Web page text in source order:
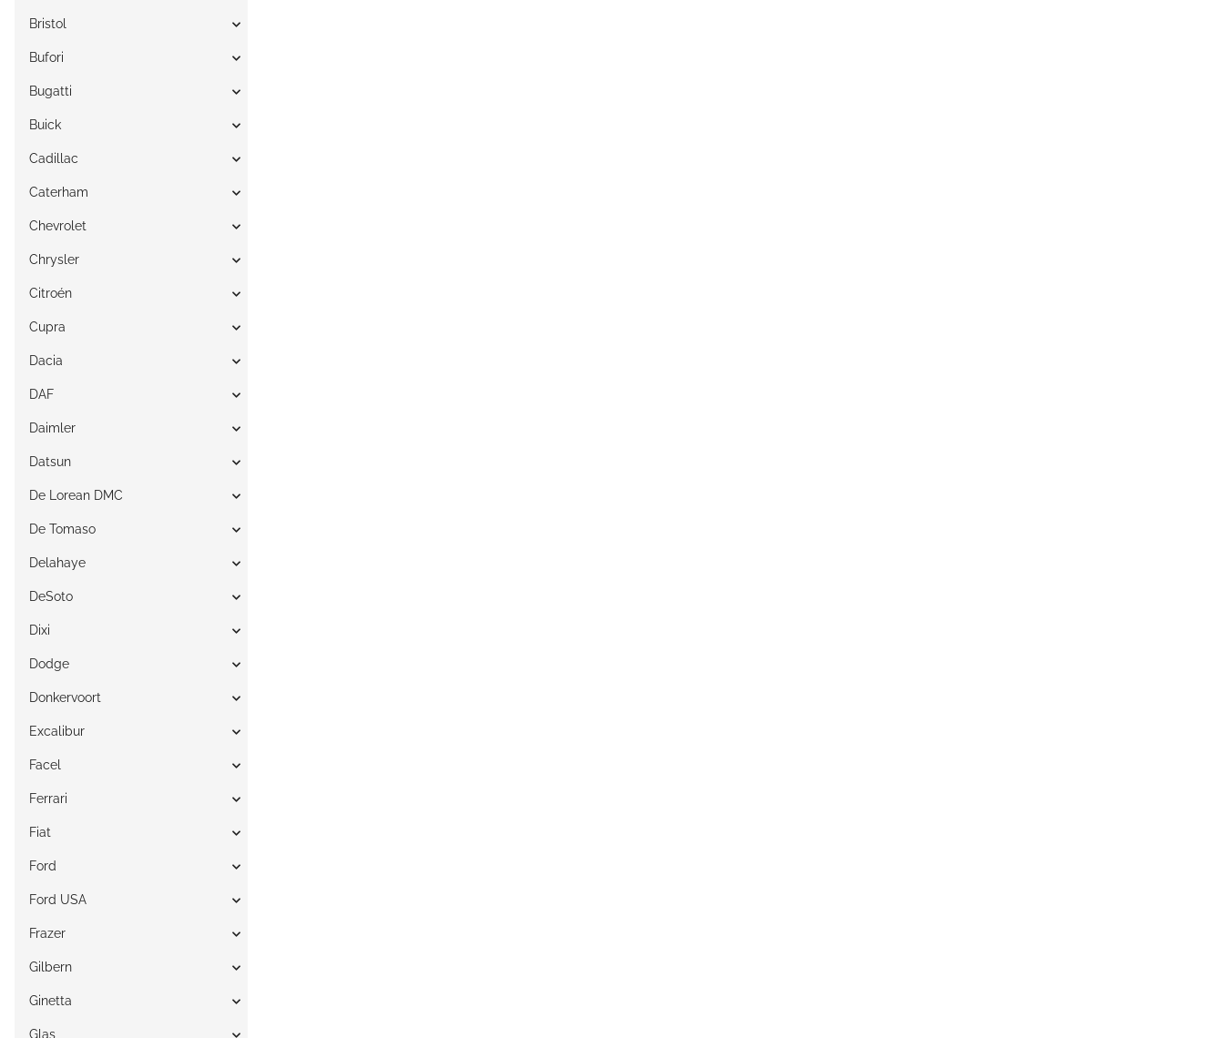
Bristol
Bufori
Bugatti
Buick
Cadillac
Caterham
Chevrolet
Chrysler
Citroén
Cupra
Dacia
DAF
Daimler
Datsun
De Lorean DMC
De Tomaso
Delahaye
DeSoto
Dixi
Dodge
Donkervoort
Excalibur
Facel
Ferrari
Fiat
Ford
Ford USA
Frazer
Gilbern
Ginetta
Glas